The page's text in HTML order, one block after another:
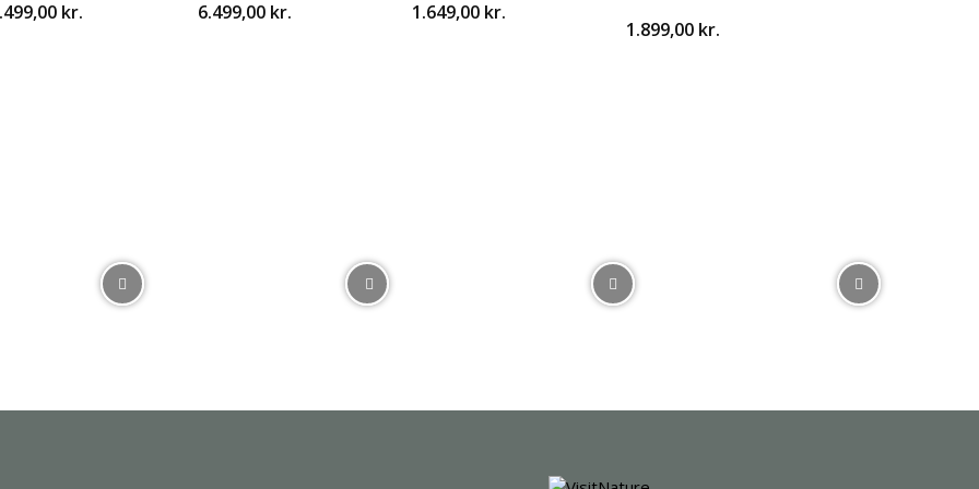
kr. 6.499,00 kr. 1.649,00 kr.
1.899,00 kr.